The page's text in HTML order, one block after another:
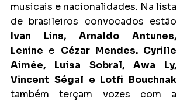
musicais e nacionalidades. Na lista
Ivan Lins, Arnaldo Antunes,
Lenine e Cézar Mendes. Cyrille
Aimée, Luísa Sobral, Awa Ly,
também terçam vozes com a